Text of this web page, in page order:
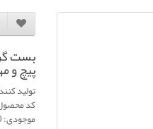
بست
پیچ و
تولید
کد
موجودی: 60